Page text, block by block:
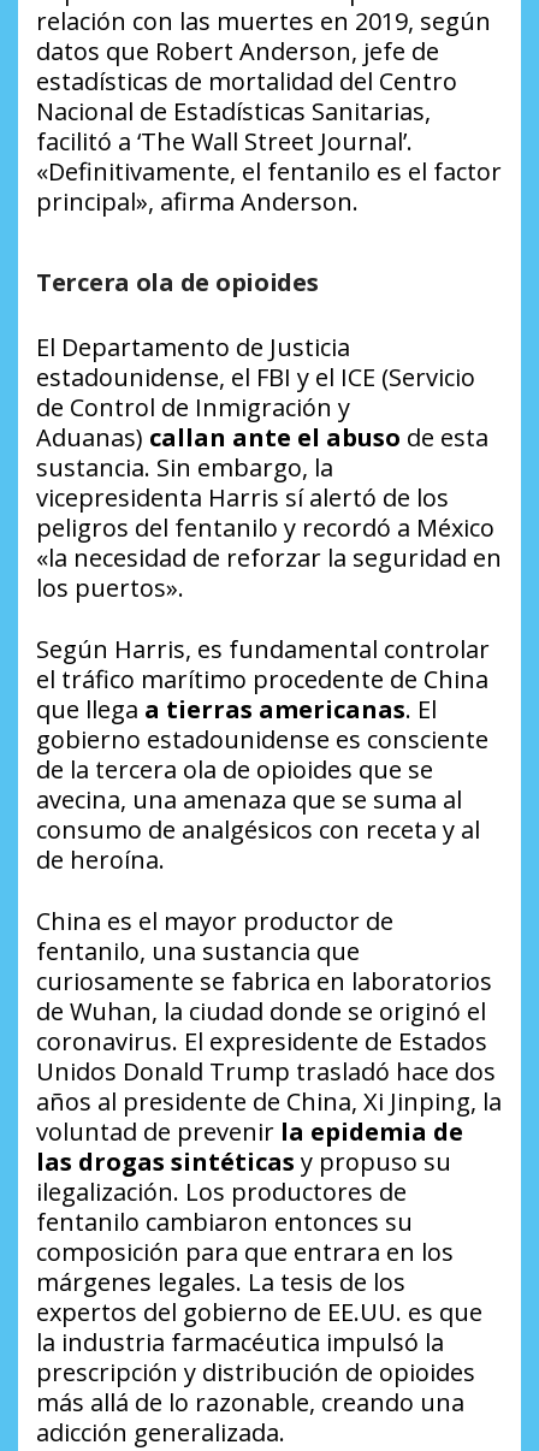
relación con las muertes en 2019, según
datos que Robert Anderson, jefe de
estadísticas de mortalidad del Centro
Nacional de Estadísticas Sanitarias,
facilitó a ‘The Wall Street Journal’.
«Definitivamente, el fentanilo es el factor
principal», afirma Anderson.
Tercera ola de opioides
El Departamento de Justicia
estadounidense, el FBI y el ICE (Servicio
de Control de Inmigración y
Aduanas) callan ante el abuso de esta
sustancia. Sin embargo, la
vicepresidenta Harris sí alertó de los
peligros del fentanilo y recordó a México
«la necesidad de reforzar la seguridad en
los puertos».
Según Harris, es fundamental controlar
el tráfico marítimo procedente de China
que llega a tierras americanas. El
gobierno estadounidense es consciente
de la tercera ola de opioides que se
avecina, una amenaza que se suma al
consumo de analgésicos con receta y al
de heroína.
China es el mayor productor de
fentanilo, una sustancia que
curiosamente se fabrica en laboratorios
de Wuhan, la ciudad donde se originó el
coronavirus. El expresidente de Estados
Unidos Donald Trump trasladó hace dos
años al presidente de China, Xi Jinping, la
voluntad de prevenir la epidemia de
las drogas sintéticas y propuso su
ilegalización. Los productores de
fentanilo cambiaron entonces su
composición para que entrara en los
márgenes legales. La tesis de los
expertos del gobierno de EE.UU. es que
la industria farmacéutica impulsó la
prescripción y distribución de opioides
más allá de lo razonable, creando una
adicción generalizada.